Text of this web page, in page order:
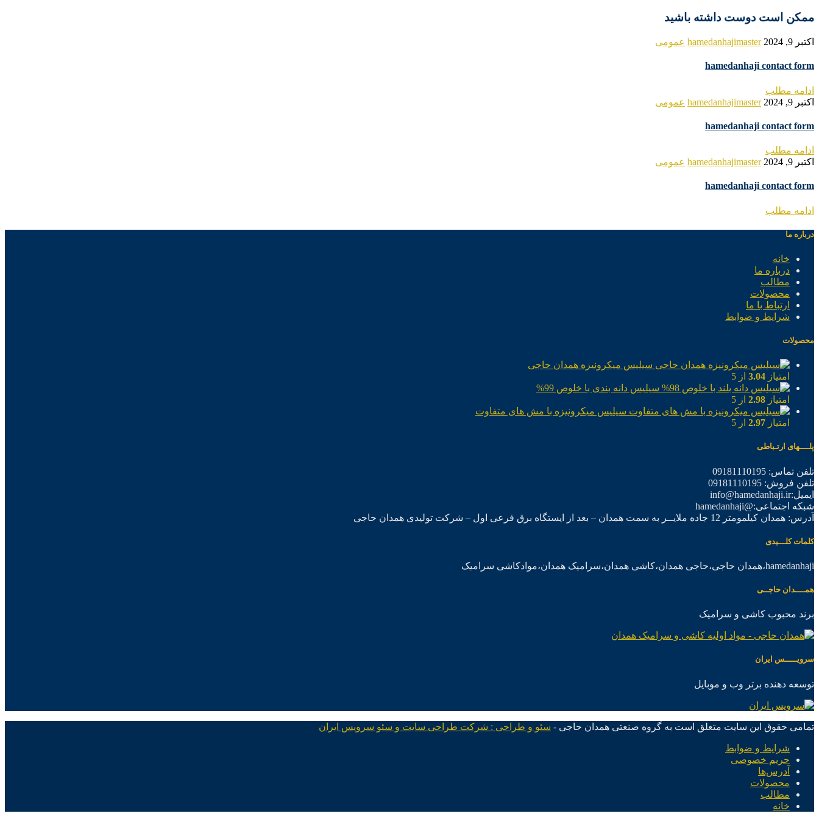
ممکن است دوست داشته باشید
اکتبر 9, 2024 hamedanhajimaster عمومی
hamedanhaji contact form
ادامه مطلب
اکتبر 9, 2024
hamedanhajimaster عمومی
hamedanhaji contact form
ادامه مطلب
اکتبر 9, 2024
hamedanhajimaster عمومی
hamedanhaji contact form
ادامه مطلب
درباره ما
خانه
درباره ما
مطالب
محصولات
ارتباط با ما
شرایط و ضوابط
محصولات
سیلیس میکرونیزه همدان حاجی
امتیاز 3.04 از 5
سیلیس دانه بندی با خلوص 99%
امتیاز 2.98 از 5
سیلیس میکرونیزه با مش های متفاوت
امتیاز 2.97 از 5
پلــــهای ارتـباطی
تلفن تماس: 09181110195
تلفن فروش: 09181110195
ایمیل:info@hamedanhaji.ir
شبکه اجتماعی:@hamedanhaji
آدرس: همدان کیلمومتر 12 جاده ملایــر به سمت همدان – بعد از ایستگاه برق فرعی اول – شرکت تولیدی همدان حاجی
کلمات کلـــیدی
hamedanhaji،همدان حاجی،حاجی همدان،کاشی همدان،سرامیک همدان،موادکاشی سرامیک
همــــدان حاجــی
برند محبوب کاشی و سرامیک
سرویـــــس ایران
توسعه دهنده برتر وب و موبایل
تمامی حقوق این سایت متعلق است به گروه صنعتی همدان حاجی - سئو و طراحی : شرکت طراحی سایت و سئو سرویس ایران
شرایط و ضوابط
حریم خصوصی
آدرس‌ها
محصولات
مطالب
خانه